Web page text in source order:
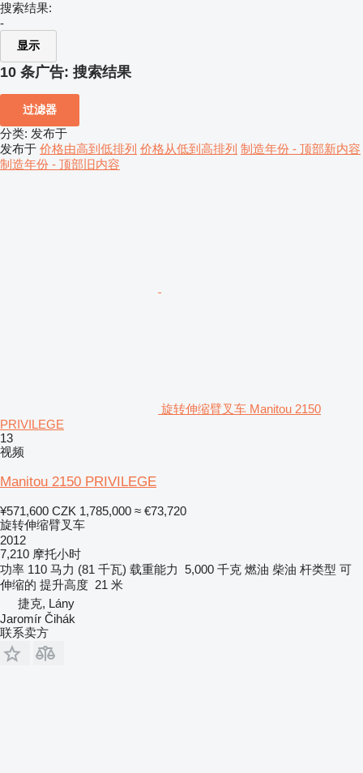
搜索结果:
-
显示
10 条广告: 搜索结果
过滤器
分类: 发布于
发布于 价格由高到低排列 价格从低到高排列 制造年份 - 顶部新内容
制造年份 - 顶部旧内容
旋转伸缩臂叉车 Manitou 2150
PRIVILEGE
13
视频
Manitou 2150 PRIVILEGE
¥571,600 CZK 1,785,000 ≈ €73,720
旋转伸缩臂叉车
2012
7,210 摩托小时
功率 110 马力 (81 千瓦) 载重能力 5,000 千克 燃油 柴油 杆类型 可
伸缩的 提升高度 21 米
捷克, Lány
Jaromír Čihák
联系卖方